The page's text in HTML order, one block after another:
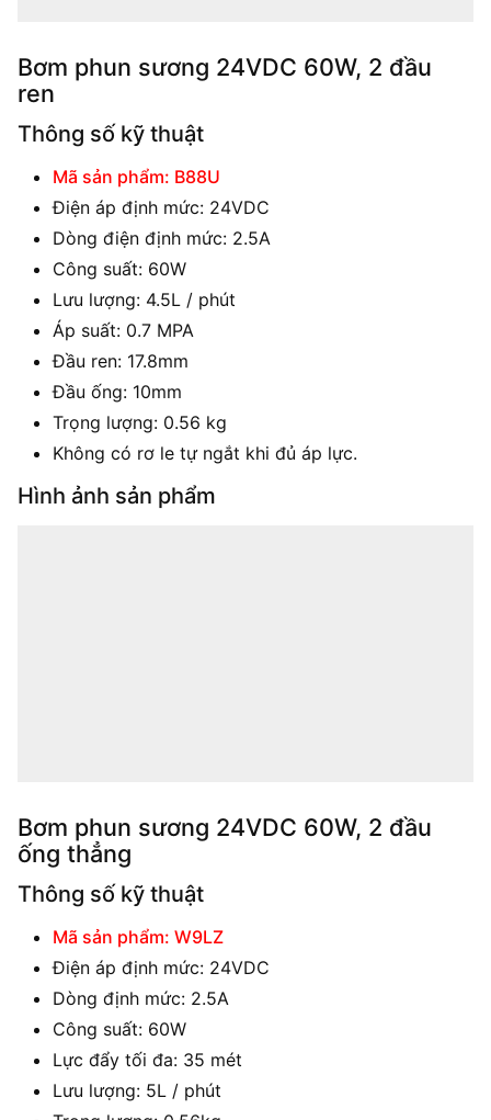
Bơm phun sương 24VDC 60W, 2 đầu
ren
Thông số kỹ thuật
Mã sản phẩm: B88U
Điện áp định mức: 24VDC
Dòng điện định mức: 2.5A
Công suất: 60W
Lưu lượng: 4.5L / phút
Áp suất: 0.7 MPA
Đầu ren: 17.8mm
Đầu ống: 10mm
Trọng lượng: 0.56 kg
Không có rơ le tự ngắt khi đủ áp lực.
Hình ảnh sản phẩm
Bơm phun sương 24VDC 60W, 2 đầu
ống thẳng
Thông số kỹ thuật
Mã sản phẩm: W9LZ
Điện áp định mức: 24VDC
Dòng định mức: 2.5A
Công suất: 60W
Lực đẩy tối đa: 35 mét
Lưu lượng: 5L / phút